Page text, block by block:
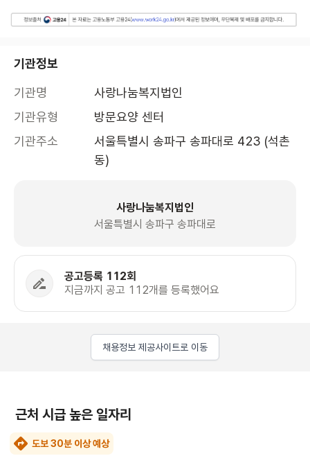
기관정보
기관명
사랑나눔복지법인
기관유형
방문요양 센터
기관주소
서울특별시 송파구 송파대로 423 (석촌
동)
사랑나눔복지법인
서울특별시 송파구 송파대로
공고등록 112회
지금까지 공고 112개를 등록했어요
채용정보 제공사이트로 이동
근처 시급 높은 일자리
도보 30분 이상 예상